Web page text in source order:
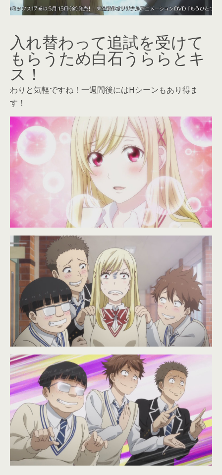
入れ替わって追試を受けて
もらうため白石うららとキ
ス！
わりと気軽ですね！一週間後にはHシーンもあり得ま
す！